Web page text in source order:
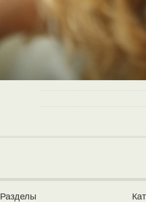
Разделы